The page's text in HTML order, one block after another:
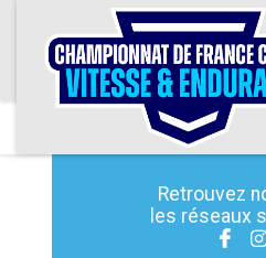
Retrouvez
les réseaux